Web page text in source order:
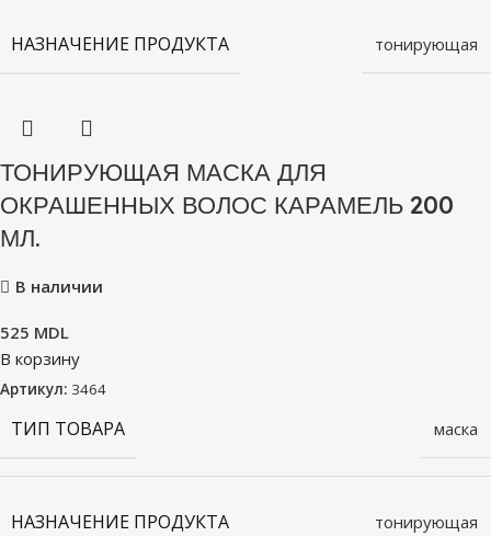
НАЗНАЧЕНИЕ ПРОДУКТА тонирующая
ТОНИРУЮЩАЯ МАСКА ДЛЯ
ОКРАШЕННЫХ ВОЛОС КАРАМЕЛЬ 200
МЛ.
В наличии
525 MDL
В корзину
Артикул: 3464
ТИП ТОВАРА маска
НАЗНАЧЕНИЕ ПРОДУКТА тонирующая